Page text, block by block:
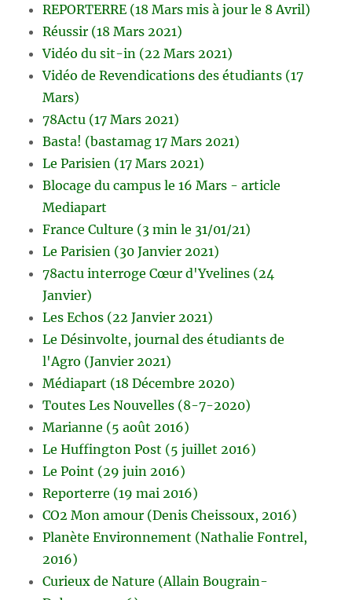
REPORTERRE (18 Mars mis à jour le 8 Avril)
Réussir (18 Mars 2021)
Vidéo du sit-in (22 Mars 2021)
Vidéo de Revendications des étudiants (17
Mars)
78Actu (17 Mars 2021)
Basta! (bastamag 17 Mars 2021)
Le Parisien (17 Mars 2021)
Blocage du campus le 16 Mars - article
Mediapart
France Culture (3 min le 31/01/21)
Le Parisien (30 Janvier 2021)
78actu interroge Cœur d'Yvelines (24
Janvier)
Les Echos (22 Janvier 2021)
Le Désinvolte, journal des étudiants de
l'Agro (Janvier 2021)
Médiapart (18 Décembre 2020)
Toutes Les Nouvelles (8-7-2020)
Marianne (5 août 2016)
Le Huffington Post (5 juillet 2016)
Le Point (29 juin 2016)
Reporterre (19 mai 2016)
CO2 Mon amour (Denis Cheissoux, 2016)
Planète Environnement (Nathalie Fontrel,
2016)
Curieux de Nature (Allain Bougrain-